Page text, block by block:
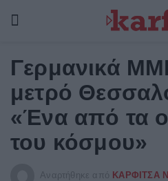
Γερμανικά
μετρό
«Ένα από τα
του κόσμου»
Αναρτήθηκε από ΚΑΡΦΙΤΣΑ